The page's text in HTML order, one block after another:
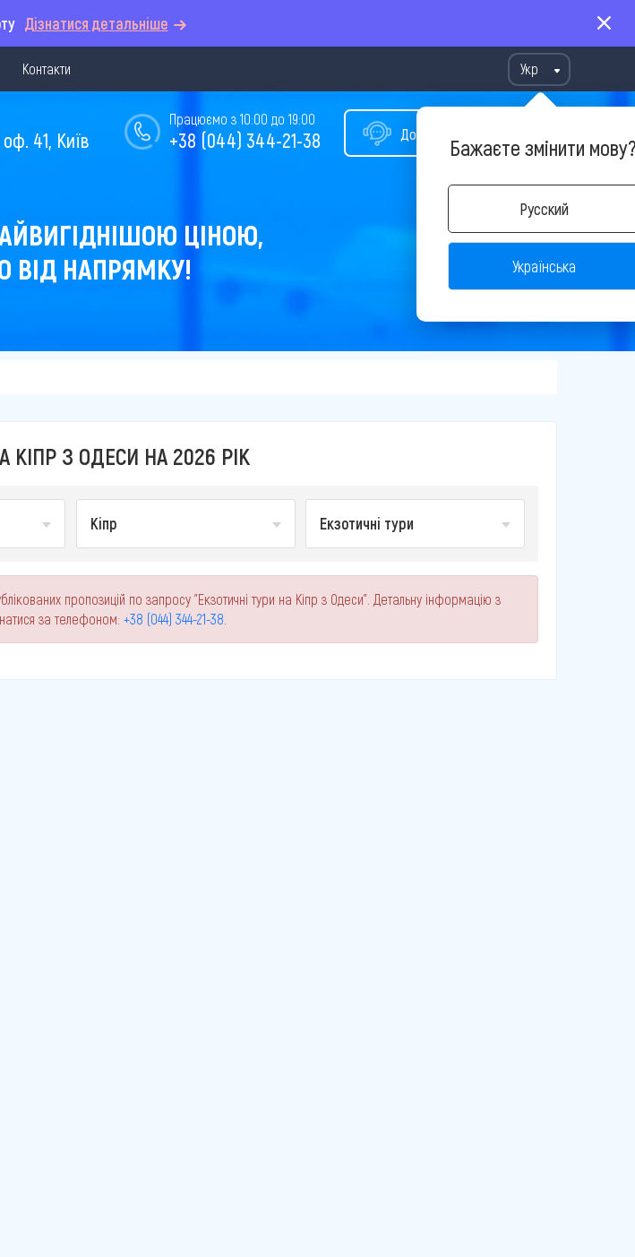
Дізнатися детальніше
Контакти Укр
Бажаєте змінити
Русский
Українська
Допомога у виборі туру
Працюємо з 10:00 до 19:00
+38 (044) 344-21-38
41, Київ
ЦІНОЮ,
ВІД НАПРЯМКУ!
КІПР З ОДЕСИ НА 2026 РІК
Кіпр Екзотичні тури
пропозицій по запросу "Екзотичні тури на Кіпр з Одеси". Детальну інформацію з
за телефоном: +38 (044) 344-21-38